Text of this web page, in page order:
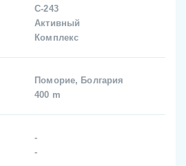
C-243
Активный
Комплекс
Поморие, Болгария
400 m
-
-